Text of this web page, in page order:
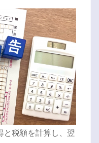
と税額を計算し、翌